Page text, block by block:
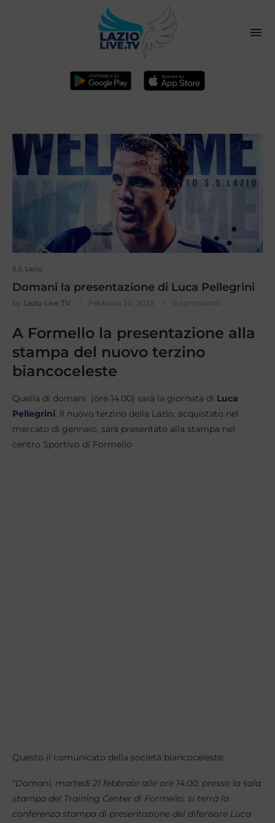
S.S. Lazio
Domani la presentazione di Luca Pellegrini
by Lazio Live TV Febbraio 20, 2023 0 comments
A Formello la presentazione alla
stampa del nuovo terzino
biancoceleste
Quella di domani (ore 14.00) sarà la giornata di Luca
Pellegrini. Il nuovo terzino della Lazio, acquistato nel
mercato di gennaio, sarà presentato alla stampa nel
centro Sportivo di Formello
Questo il comunicato della società biancoceleste:
“Domani, martedì 21 febbraio alle ore 14:00, presso la sala
stampa del Training Center di Formello, si terrà la
conferenza stampa di presentazione del difensore Luca